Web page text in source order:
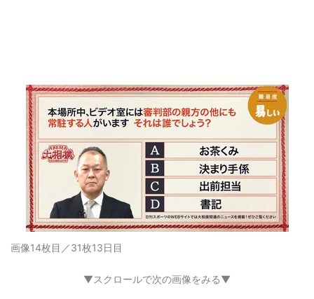
画像14枚目／31枚13日目
▼スクロールで次の画像をみる▼